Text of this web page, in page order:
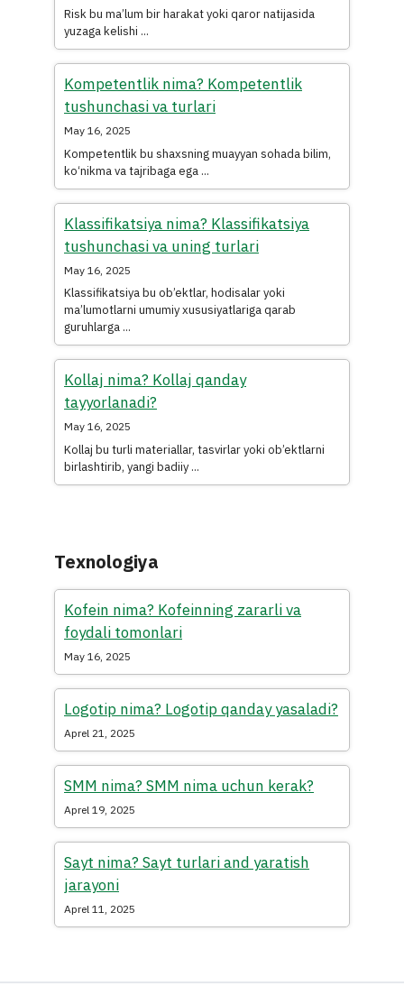
Risk bu ma’lum bir harakat yoki qaror natijasida
yuzaga kelishi ...
Kompetentlik nima? Kompetentlik
tushunchasi va turlari
May 16, 2025
Kompetentlik bu shaxsning muayyan sohada bilim,
ko‘nikma va tajribaga ega ...
Klassifikatsiya nima? Klassifikatsiya
tushunchasi va uning turlari
May 16, 2025
Klassifikatsiya bu ob’ektlar, hodisalar yoki
ma’lumotlarni umumiy xususiyatlariga qarab
guruhlarga ...
Kollaj nima? Kollaj qanday
tayyorlanadi?
May 16, 2025
Kollaj bu turli materiallar, tasvirlar yoki ob’ektlarni
birlashtirib, yangi badiiy ...
Texnologiya
Kofein nima? Kofeinning zararli va
foydali tomonlari
May 16, 2025
Logotip nima? Logotip qanday yasaladi?
Aprel 21, 2025
SMM nima? SMM nima uchun kerak?
Aprel 19, 2025
Sayt nima? Sayt turlari and yaratish
jarayoni
Aprel 11, 2025